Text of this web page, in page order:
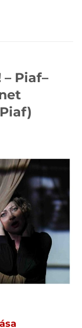
– Piaf–